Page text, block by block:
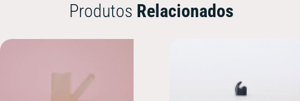
Produtos Relacionados